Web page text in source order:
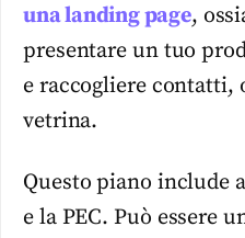
una landing page,
presentare un tuo
e raccogliere contatti,
vetrina.
Questo piano include
e la PEC. Può essere